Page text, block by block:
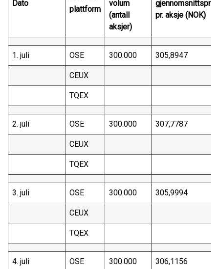
Dato
plattform
volum
(antall
aksjer)
gjennomsnittspris
pr. aksje (NOK)
1. juli OSE 300.000 305,8947
CEUX
TQEX
2. juli OSE 300.000 307,7787
CEUX
TQEX
3. juli OSE 300.000 305,9994
CEUX
TQEX
4. juli OSE 300.000 306,1156